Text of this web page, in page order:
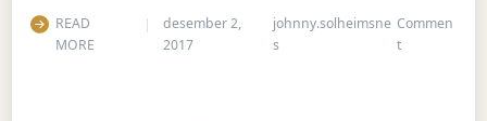
READ
MORE
desember 2,
2017
johnny.solheimsne
s
Commen
ton Julebord